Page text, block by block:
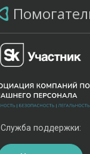
Служба поддержки: